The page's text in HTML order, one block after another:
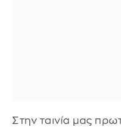
Στην ταινία μας